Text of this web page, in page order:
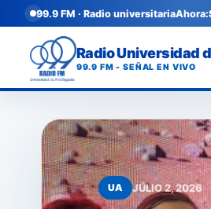
99.9 FM · Radio universitariaAhora:
Radio Universidad
99.9 FM - SEÑAL EN VIVO
UA JULIO 2, 2026